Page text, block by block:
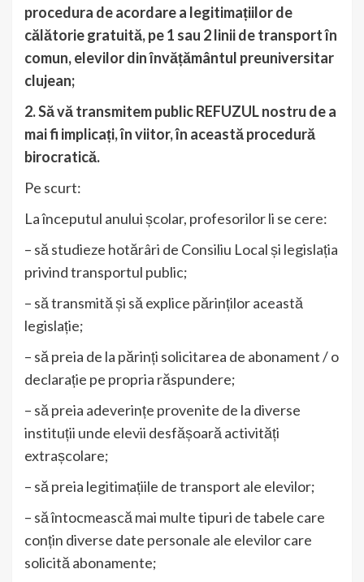
procedura de acordare a legitimațiilor de
călătorie gratuită, pe 1 sau 2 linii de transport în
comun, elevilor din învățământul preuniversitar
clujean;
2. Să vă transmitem public REFUZUL nostru de a
mai fi implicați, în viitor, în această procedură
birocratică.
Pe scurt:
La începutul anului școlar, profesorilor li se cere:
– să studieze hotărâri de Consiliu Local și legislația
privind transportul public;
– să transmită și să explice părinților această
legislație;
– să preia de la părinți solicitarea de abonament / o
declarație pe propria răspundere;
– să preia adeverințe provenite de la diverse
instituții unde elevii desfășoară activități
extrașcolare;
– să preia legitimațiile de transport ale elevilor;
– să întocmească mai multe tipuri de tabele care
conțin diverse date personale ale elevilor care
solicită abonamente;